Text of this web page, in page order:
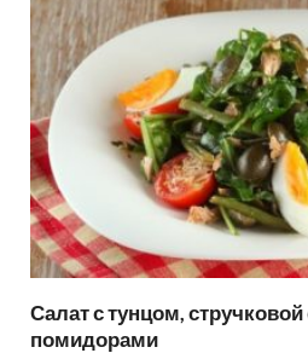
Салат с тунцом,
помидорами